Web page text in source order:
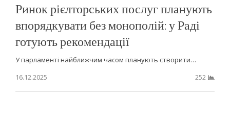
Ринок рієлторських послуг планують
впорядкувати без монополій: у Раді
готують рекомендації
У парламенті найближчим часом планують створити…
16.12.2025
252